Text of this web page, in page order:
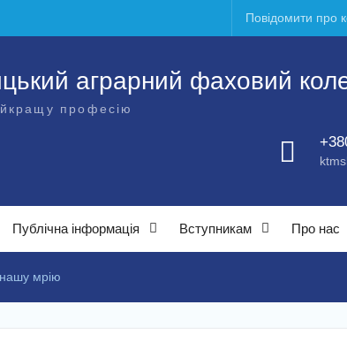
Повідомити про
аграрний фаховий
професію
Публічна інформація Вступникам Про нас
мрію